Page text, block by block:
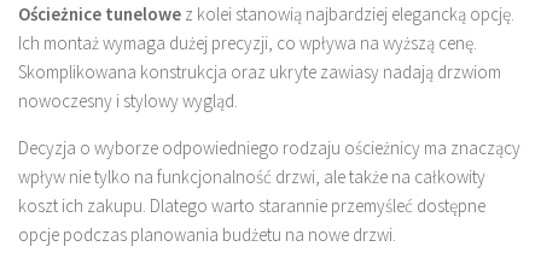
Ościeżnice tunelowe z kolei stanowią najbardziej elegancką opcję.
Ich montaż wymaga dużej precyzji, co wpływa na wyższą cenę.
Skomplikowana konstrukcja oraz ukryte zawiasy nadają drzwiom
nowoczesny i stylowy wygląd.
Decyzja o wyborze odpowiedniego rodzaju ościeżnicy ma znaczący
wpływ nie tylko na funkcjonalność drzwi, ale także na całkowity
koszt ich zakupu. Dlatego warto starannie przemyśleć dostępne
opcje podczas planowania budżetu na nowe drzwi.